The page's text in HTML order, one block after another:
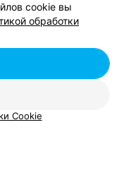
в
в Минске
cookie вы
обработки
Cookie